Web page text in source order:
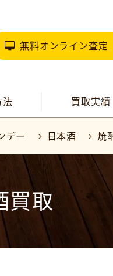
無料オンライン査定
法 買取実績
デー 日本酒 焼
買取